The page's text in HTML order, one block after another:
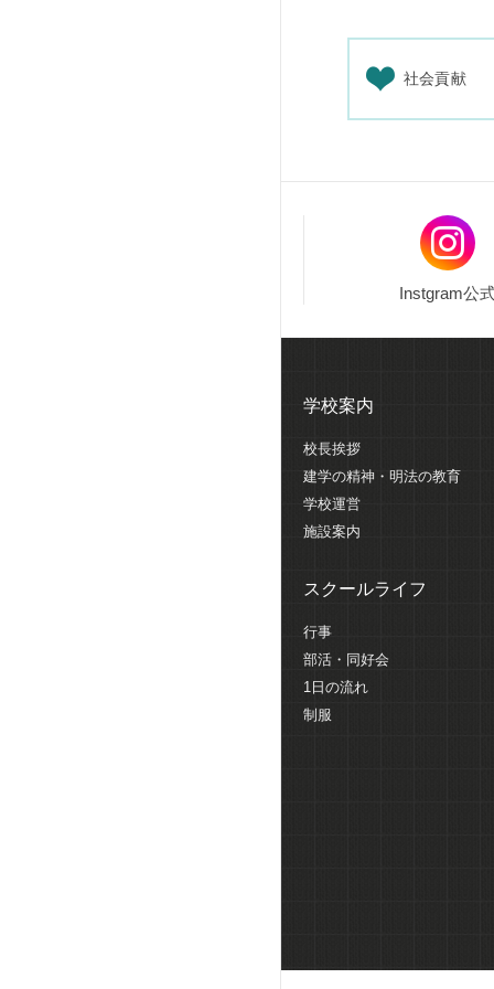
社会貢献
Instgram公
学校案内
校長挨拶
建学の精神・明法の教育
学校運営
施設案内
スクールライフ
行事
部活・同好会
1日の流れ
制服